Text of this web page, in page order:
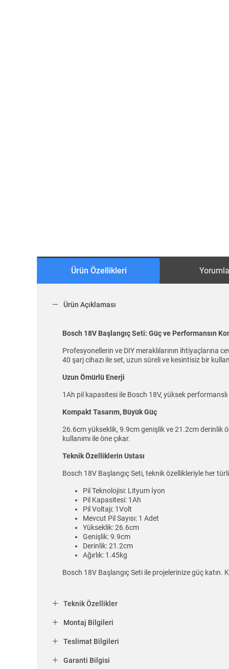
Ürün Özellikleri
Ürün Açıklaması
Bosch 18V Başlangıç Seti: Güç ve Performansın
Profesyonellerin ve DIY meraklılarının ihtiyaçlarına
40 şarj cihazı ile set, uzun süreli ve kesintisiz bir
Uzun Ömürlü Enerji
1Ah pil kapasitesi ile Bosch 18V, yüksek
Kompakt Tasarım, Büyük Güç
26.6cm yükseklik, 9.9cm genişlik ve 21.2cm derinlik
kullanımı ile öne çıkar.
Teknik Özelliklerin Ustası
Bosch 18V Başlangıç Seti, teknik özellikleriyle her
Pil Teknolojisi: Lityum İyon
Pil Kapasitesi: 1Ah
Pil Voltajı: 1Volt
Mevcut Pil Sayısı: 1 Adet
Yükseklik: 26.6cm
Genişlik: 9.9cm
Derinlik: 21.2cm
Ağırlık: 1.45kg
Bosch 18V Başlangıç Seti ile projelerinize güç
Teknik Özellikler
Montaj Bilgileri
Teslimat Bilgileri
Garanti Bilgisi